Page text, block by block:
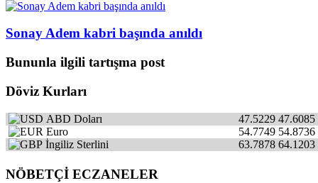
Sonay Adem kabri başında anıldı
Bununla ilgili tartışma post
Döviz Kurları
ABD Doları 47.6085
47.5229
Euro
54.8736
54.7749
İngiliz Sterlini
64.1203
63.7878
NÖBETÇİ ECZANELER